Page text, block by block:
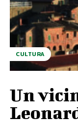
CULTURA
Un